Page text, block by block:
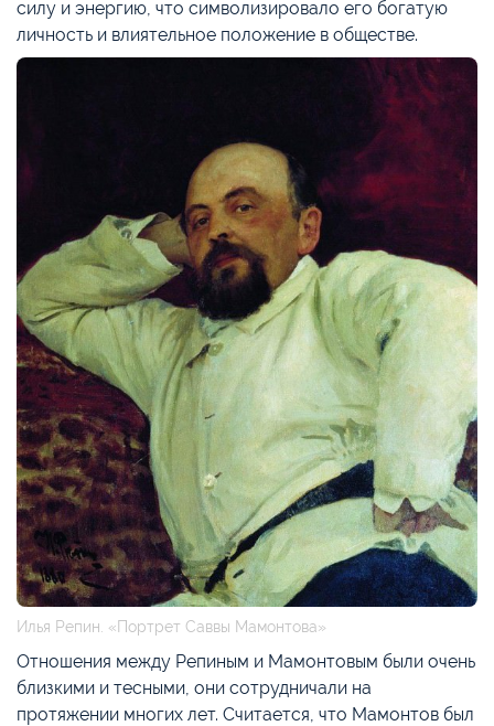
силу и энергию, что символизировало его богатую
личность и влиятельное положение в обществе.
Илья Репин. «Портрет Саввы Мамонтова»
Отношения между Репиным и Мамонтовым были очень
близкими и тесными, они сотрудничали на
протяжении многих лет. Считается, что Мамонтов был